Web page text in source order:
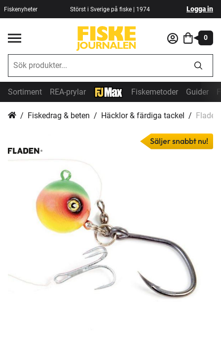
Fiskenyheter Störst i Sverige på fiske | 1974 Logga in
0
Sortiment REA-prylar Fiskemetoder Guider
Fiskedrag & beten Häcklor & färdiga tackel
Säljer snabbt nu!